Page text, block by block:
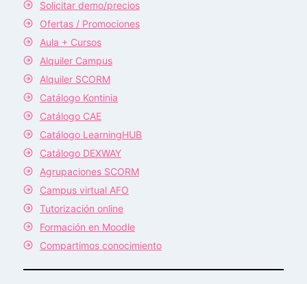
Solicitar demo/precios
Ofertas / Promociones
Aula + Cursos
Alquiler Campus
Alquiler SCORM
Catálogo Kontinia
Catálogo CAE
Catálogo LearningHUB
Catálogo DEXWAY
Agrupaciones SCORM
Campus virtual AFO
Tutorización online
Formación en Moodle
Compartimos conocimiento